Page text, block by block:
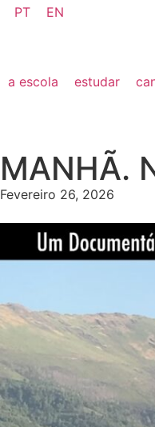
PT EN
a escola estudar
MANHÃ.
Fevereiro 26, 2026